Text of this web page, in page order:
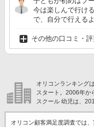
今は楽しんで行け
で、自分で行える
その他の口コミ・評
オリコンランキング
スタート。2006年か
スクール 幼児は、
オリコン顧客満足度調査では